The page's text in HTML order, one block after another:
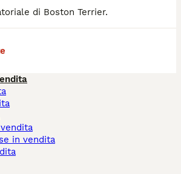
di Boston Terrier.
in vendita